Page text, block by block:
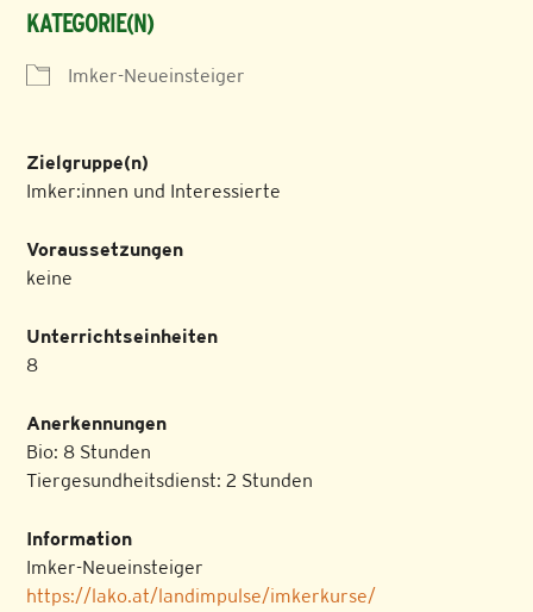
KATEGORIE(N)
Imker-Neueinsteiger
Zielgruppe(n)
Imker:innen und Interessierte
Voraussetzungen
keine
Unterrichtseinheiten
8
Anerkennungen
Bio: 8 Stunden
Tiergesundheitsdienst: 2 Stunden
Information
Imker-Neueinsteiger
https://lako.at/landimpulse/imkerkurse/